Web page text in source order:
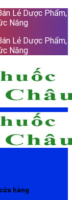
Lẻ Dược Phẩm,
Năng
Lẻ Dược Phẩm,
Năng
hàng